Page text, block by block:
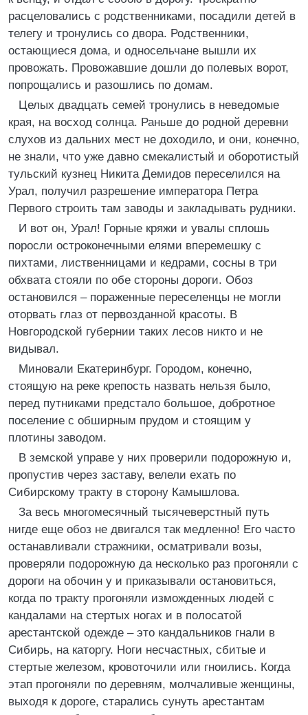
расцеловались с родственниками, посадили детей в
телегу и тронулись со двора. Родственники,
остающиеся дома, и односельчане вышли их
провожать. Провожавшие дошли до полевых ворот,
попрощались и разошлись по домам.
Целых двадцать семей тронулись в неведомые
края, на восход солнца. Раньше до родной деревни
слухов из дальних мест не доходило, и они, конечно,
не знали, что уже давно смекалистый и оборотистый
тульский кузнец Никита Демидов переселился на
Урал, получил разрешение императора Петра
Первого строить там заводы и закладывать рудники.
И вот он, Урал! Горные кряжи и увалы сплошь
поросли остроконечными елями вперемешку с
пихтами, лиственницами и кедрами, сосны в три
обхвата стояли по обе стороны дороги. Обоз
остановился – пораженные переселенцы не могли
оторвать глаз от первозданной красоты. В
Новгородской губернии таких лесов никто и не
видывал.
Миновали Екатеринбург. Городом, конечно,
стоящую на реке крепость назвать нельзя было,
перед путниками предстало большое, добротное
поселение с обширным прудом и стоящим у
плотины заводом.
В земской управе у них проверили подорожную и,
пропустив через заставу, велели ехать по
Сибирскому тракту в сторону Камышлова.
За весь многомесячный тысячеверстный путь
нигде еще обоз не двигался так медленно! Его часто
останавливали стражники, осматривали возы,
проверяли подорожную да несколько раз прогоняли с
дороги на обочин у и приказывали остановиться,
когда по тракту прогоняли изможденных людей с
кандалами на стертых ногах и в полосатой
арестантской одежде – это кандальников гнали в
Сибирь, на каторгу. Ноги несчастных, сбитые и
стертые железом, кровоточили или гноились. Когда
этап прогоняли по деревням, молчаливые женщины,
выходя к дороге, старались сунуть арестантам